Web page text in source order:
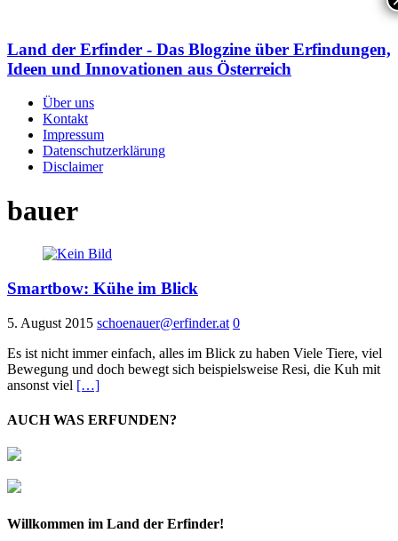
Land der Erfinder - Das Blogzine über Erfindungen,
Ideen und Innovationen aus Österreich
Über uns
Kontakt
Impressum
Datenschutzerklärung
Disclaimer
bauer
Smartbow: Kühe im Blick
5. August 2015 schoenauer@erfinder.at 0
Es ist nicht immer einfach, alles im Blick zu haben Viele Tiere, viel
Bewegung und doch bewegt sich beispielsweise Resi, die Kuh mit
ansonst viel […]
AUCH WAS ERFUNDEN?
Willkommen im Land der Erfinder!